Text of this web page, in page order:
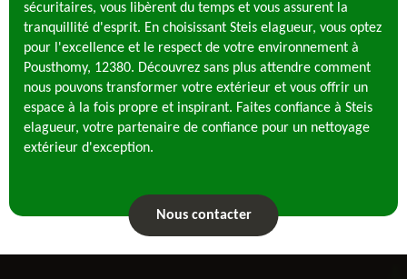
sécuritaires, vous libèrent du temps et vous assurent la
tranquillité d'esprit. En choisissant Steis elagueur, vous optez
pour l'excellence et le respect de votre environnement à
Pousthomy, 12380. Découvrez sans plus attendre comment
nous pouvons transformer votre extérieur et vous offrir un
espace à la fois propre et inspirant. Faites confiance à Steis
elagueur, votre partenaire de confiance pour un nettoyage
extérieur d'exception.
Nous contacter